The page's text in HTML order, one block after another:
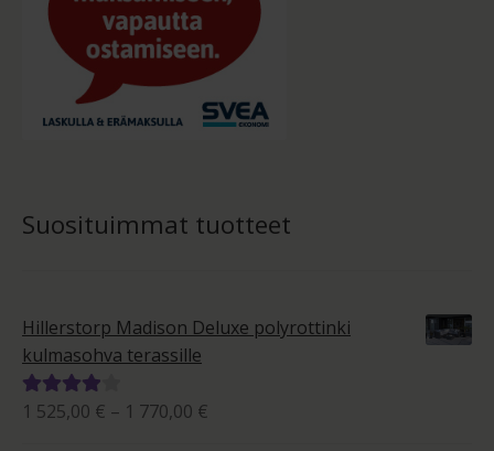
Suosituimmat tuotteet
Hillerstorp Madison Deluxe polyrottinki
kulmasohva terassille
Arvostelu
1 525,00 € – 1 770,00 €